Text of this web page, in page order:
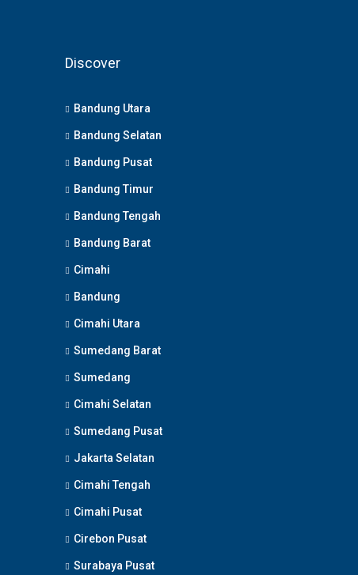
Discover
Bandung Utara
Bandung Selatan
Bandung Pusat
Bandung Timur
Bandung Tengah
Bandung Barat
Cimahi
Bandung
Cimahi Utara
Sumedang Barat
Sumedang
Cimahi Selatan
Sumedang Pusat
Jakarta Selatan
Cimahi Tengah
Cimahi Pusat
Cirebon Pusat
Surabaya Pusat